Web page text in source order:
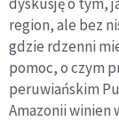
region, ale bez
gdzie rdzenni
pomoc, o czym
peruwiańskim
Amazonii winien